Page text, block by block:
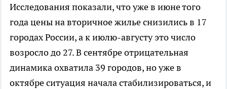
Исследования показали, что уже в июне того
года цены на вторичное жилье снизились в 17
городах России, а к июлю-августу это число
возросло до 27. В сентябре отрицательная
динамика охватила 39 городов, но уже в
октябре ситуация начала стабилизироваться, и